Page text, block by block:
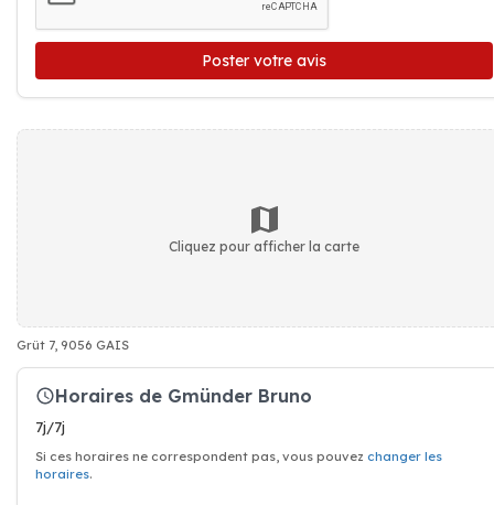
Poster votre avis
Cliquez pour afficher la carte
Grüt 7, 9056 GAIS
Horaires de Gmünder Bruno
7j/7j
Si ces horaires ne correspondent pas, vous pouvez changer les
horaires.